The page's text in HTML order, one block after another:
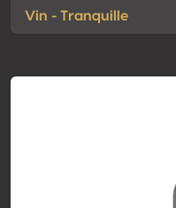
Vin - Tranquille